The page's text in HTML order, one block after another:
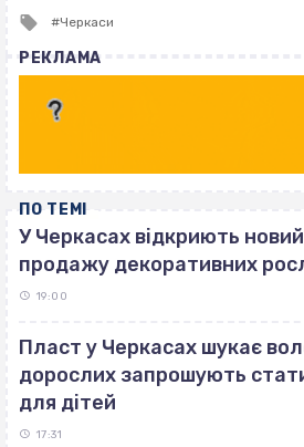
Tagged
Черкаси
РЕКЛАМА
ПО ТЕМІ
У Черкасах відкриють
продажу декоративних
19:00
Пласт у Черкасах шукає
дорослих запрошують
для дітей
17:31